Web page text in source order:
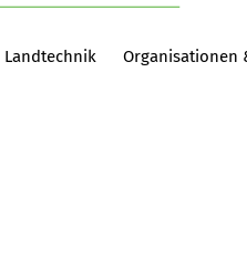
Landtechnik Organisationen